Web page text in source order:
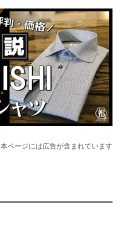
本ページには広告が含まれています